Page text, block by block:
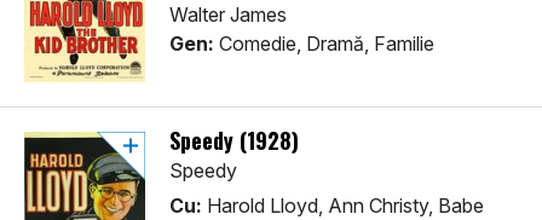
Walter James
Gen: Comedie, Dramă, Familie
Speedy (1928)
Speedy
Cu: Harold Lloyd, Ann Christy, Babe